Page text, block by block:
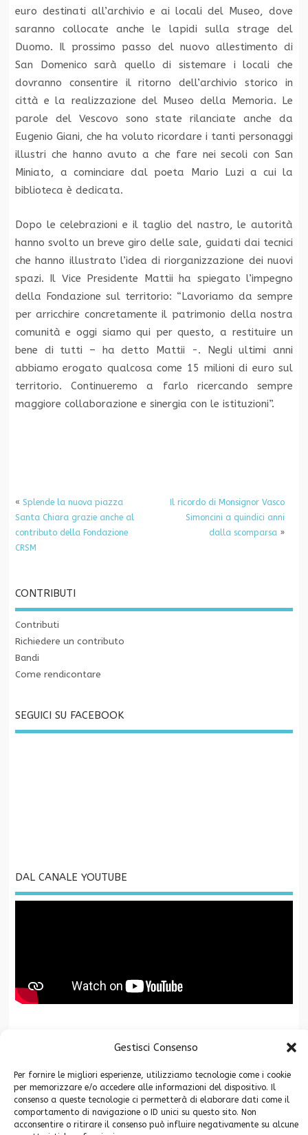
Gestisci Consenso
Per fornire le migliori esperienze, utilizziamo tecnologie come i cookie
per memorizzare e/o accedere alle informazioni del dispositivo. Il
consenso a queste tecnologie ci permetterà di elaborare dati come il
comportamento di navigazione o ID unici su questo sito. Non
acconsentire o ritirare il consenso può influire negativamente su alcune
euro destinati all’archivio e ai locali del Museo, dove
saranno collocate anche le lapidi sulla strage del
Duomo. Il prossimo passo del nuovo allestimento di
San Domenico sarà quello di sistemare i locali che
dovranno consentire il ritorno dell’archivio storico in
città e la realizzazione del Museo della Memoria. Le
parole del Vescovo sono state rilanciate anche da
Eugenio Giani, che ha voluto ricordare i tanti personaggi
illustri che hanno avuto a che fare nei secoli con San
Miniato, a cominciare dal poeta Mario Luzi a cui la
biblioteca è dedicata.
Dopo le celebrazioni e il taglio del nastro, le autorità
hanno svolto un breve giro delle sale, guidati dai tecnici
che hanno illustrato l’idea di riorganizzazione dei nuovi
spazi. Il Vice Presidente Mattii ha spiegato l’impegno
della Fondazione sul territorio: “Lavoriamo da sempre
per arricchire concretamente il patrimonio della nostra
comunità e oggi siamo qui per questo, a restituire un
bene di tutti – ha detto Mattii -. Negli ultimi anni
abbiamo erogato qualcosa come 15 milioni di euro sul
territorio. Continueremo a farlo ricercando sempre
maggiore collaborazione e sinergia con le istituzioni”.
« Splende la nuova piazza
Santa Chiara grazie anche al
contributo della Fondazione
CRSM
Il ricordo di Monsignor Vasco
Simoncini a quindici anni
dalla scomparsa»
CONTRIBUTI
Contributi
Richiedere un contributo
Bandi
Come rendicontare
SEGUICI SU FACEBOOK
DAL CANALE YOUTUBE